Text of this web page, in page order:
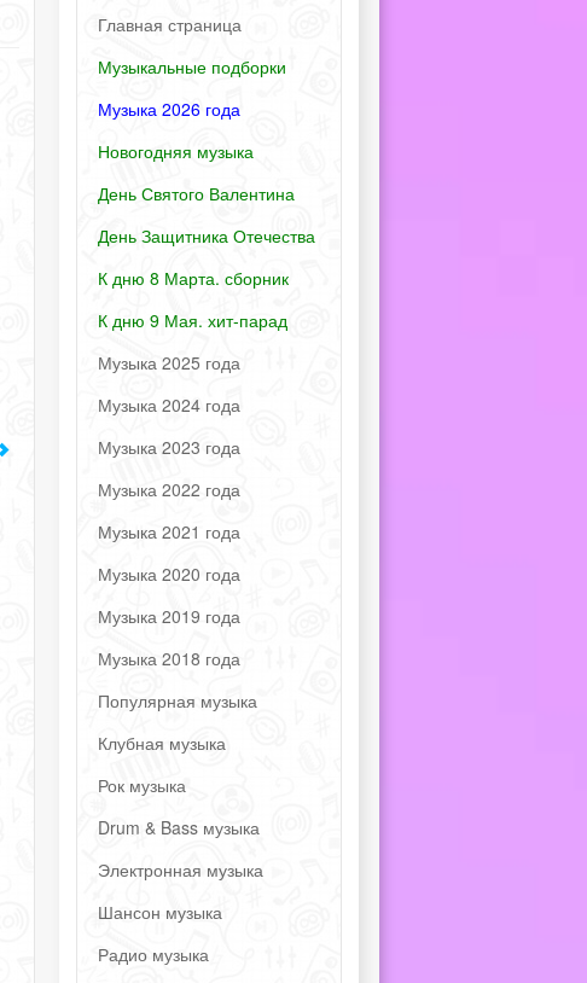
Главная страница
Музыкальные подборки
Музыка 2026 года
Новогодняя музыка
День Святого Валентина
День Защитника Отечества
К дню 8 Марта. сборник
К дню 9 Мая. хит-парад
Музыка 2025 года
Музыка 2024 года
Музыка 2023 года
Музыка 2022 года
Музыка 2021 года
Музыка 2020 года
Музыка 2019 года
Музыка 2018 года
Популярная музыка
Клубная музыка
Рок музыка
Drum & Bass музыка
Электронная музыка
Шансон музыка
Радио музыка